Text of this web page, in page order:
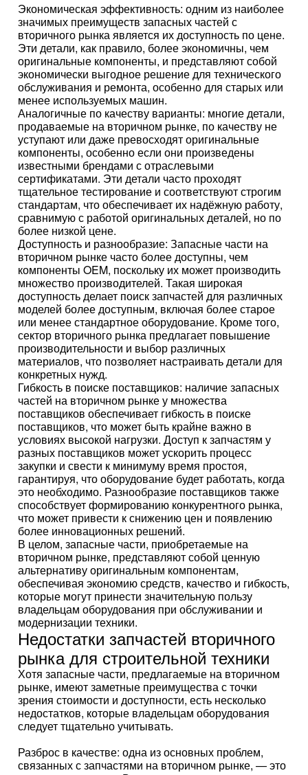
Экономическая эффективность: одним из наиболее
значимых преимуществ запасных частей с
вторичного рынка является их доступность по цене.
Эти детали, как правило, более экономичны, чем
оригинальные компоненты, и представляют собой
экономически выгодное решение для технического
обслуживания и ремонта, особенно для старых или
менее используемых машин.
Аналогичные по качеству варианты: многие детали,
продаваемые на вторичном рынке, по качеству не
уступают или даже превосходят оригинальные
компоненты, особенно если они произведены
известными брендами с отраслевыми
сертификатами. Эти детали часто проходят
тщательное тестирование и соответствуют строгим
стандартам, что обеспечивает их надёжную работу,
сравнимую с работой оригинальных деталей, но по
более низкой цене.
Доступность и разнообразие: Запасные части на
вторичном рынке часто более доступны, чем
компоненты OEM, поскольку их может производить
множество производителей. Такая широкая
доступность делает поиск запчастей для различных
моделей более доступным, включая более старое
или менее стандартное оборудование. Кроме того,
сектор вторичного рынка предлагает повышение
производительности и выбор различных
материалов, что позволяет настраивать детали для
конкретных нужд.
Гибкость в поиске поставщиков: наличие запасных
частей на вторичном рынке у множества
поставщиков обеспечивает гибкость в поиске
поставщиков, что может быть крайне важно в
условиях высокой нагрузки. Доступ к запчастям у
разных поставщиков может ускорить процесс
закупки и свести к минимуму время простоя,
гарантируя, что оборудование будет работать, когда
это необходимо. Разнообразие поставщиков также
способствует формированию конкурентного рынка,
что может привести к снижению цен и появлению
более инновационных решений.
В целом, запасные части, приобретаемые на
вторичном рынке, представляют собой ценную
альтернативу оригинальным компонентам,
обеспечивая экономию средств, качество и гибкость,
которые могут принести значительную пользу
владельцам оборудования при обслуживании и
модернизации техники.
Недостатки запчастей вторичного
рынка для строительной техники
Хотя запасные части, предлагаемые на вторичном
рынке, имеют заметные преимущества с точки
зрения стоимости и доступности, есть несколько
недостатков, которые владельцам оборудования
следует тщательно учитывать.
Разброс в качестве: одна из основных проблем,
связанных с запчастями на вторичном рынке, — это